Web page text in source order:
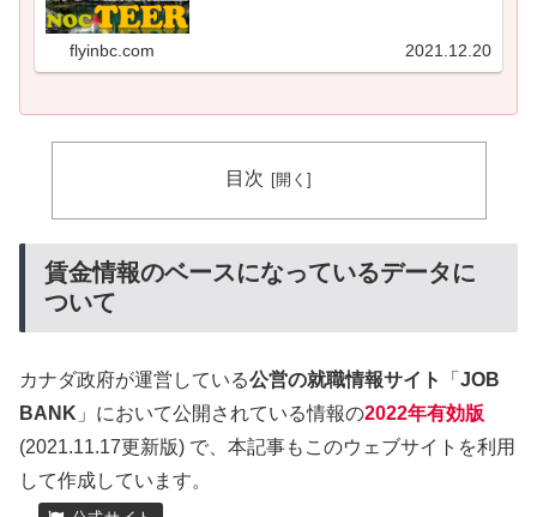
ん。今回は、旧NOC番号と新TEERの比較表を用い
て、スキルレベルの上がり下がりの評価を表にして紹
介しています。
flyinbc.com 2021.12.20
目次
賃金情報のベースになっているデータに
ついて
カナダ政府が運営している公営の就職情報サイト 「 JOB
BANK 」において公開されている情報の2022年有効版
(2021.11.17更新版) で、本記事もこのウェブサイトを利用
して作成しています。